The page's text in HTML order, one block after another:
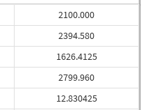
2100.000
2394.580
1626.4125
2799.960
12.830425